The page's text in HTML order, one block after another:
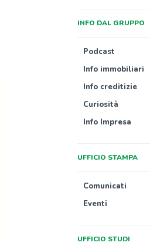
INFO DAL GRUPPO
Podcast
Info immobiliari
Info creditizie
Curiosità
Info Impresa
UFFICIO STAMPA
Comunicati
Eventi
UFFICIO STUDI